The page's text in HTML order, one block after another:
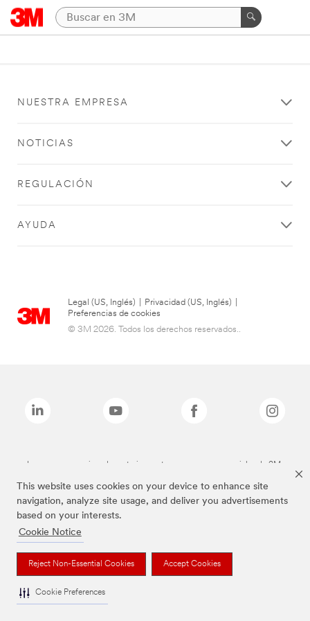
This website uses cookies on your device to enhance site
navigation, analyze site usage, and deliver you advertisements
based on your interests.
Cookie Notice
Reject Non-Essential Cookies Accept Cookies
Cookie Preferences
NUESTRA EMPRESA
NOTICIAS
REGULACIÓN
AYUDA
Legal (US, Inglés) Privacidad (US, Inglés)
Preferencias de cookies
© 3M 2026. Todos los derechos reservados..
Las marcas mencionadas anteriormente son marcas comerciales de 3M.